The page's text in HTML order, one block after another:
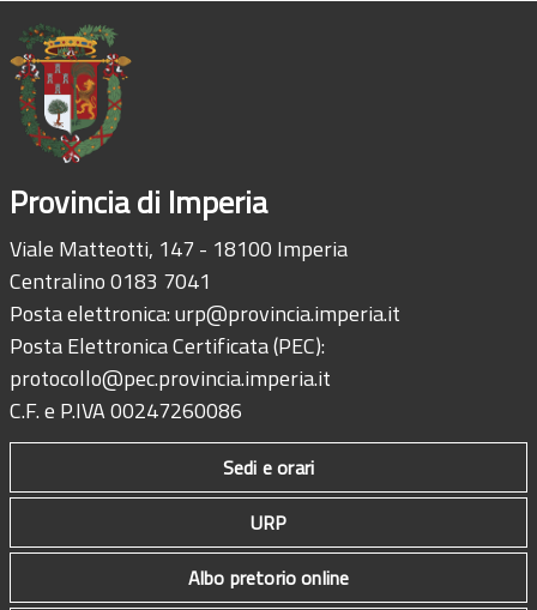
Provincia di Imperia
Viale Matteotti, 147 - 18100 Imperia
Centralino 0183 7041
Posta elettronica:urp@provincia.imperia.it
Posta Elettronica Certificata (PEC):
protocollo@pec.provincia.imperia.it
C.F. e P.IVA 00247260086
Sedi e orari
URP
Albo pretorio online